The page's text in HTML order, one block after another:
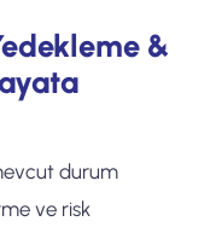
&
durum
ve risk